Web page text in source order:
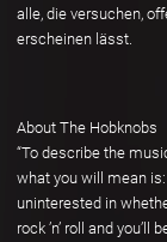
alle, die versuchen,
erscheinen lässt.
About The Hobknobs
“To describe the
what you will mean
uninterested in
rock ’n’ roll and